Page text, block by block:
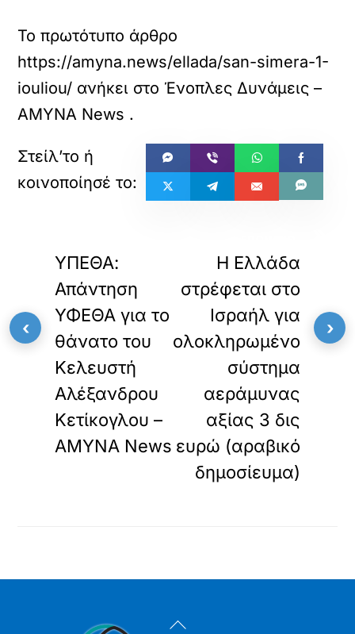
Το πρωτότυπο άρθρο
https://amyna.news/ellada/san-simera-1-
iouliou/ ανήκει στο Ένοπλες Δυνάμεις –
ΑΜΥΝΑ News .
ΥΠΕΘΑ:
Απάντηση
ΥΦΕΘΑ για το
θάνατο του
Κελευστή
Αλέξανδρου
Κετίκογλου –
ΑΜΥΝΑ News
Η Ελλάδα
στρέφεται στο
Ισραήλ για
ολοκληρωμένο
σύστημα
αεράμυνας
αξίας 3 δις
ευρώ (αραβικό
δημοσίευμα)
Back
‹ ›